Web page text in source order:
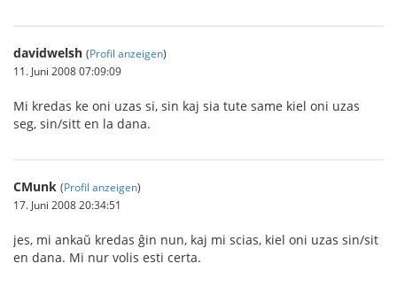
davidwelsh (Profil anzeigen)
11. Juni 2008 07:09:09
Mi kredas ke oni uzas si, sin kaj sia tute same kiel oni uzas
seg, sin/sitt en la dana.
CMunk (Profil anzeigen)
17. Juni 2008 20:34:51
jes, mi ankaŭ kredas ĝin nun, kaj mi scias, kiel oni uzas sin/sit
en dana. Mi nur volis esti certa.